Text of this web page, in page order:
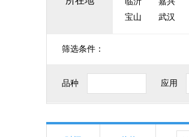
宝山
武汉
筛选条件：
品种 应用